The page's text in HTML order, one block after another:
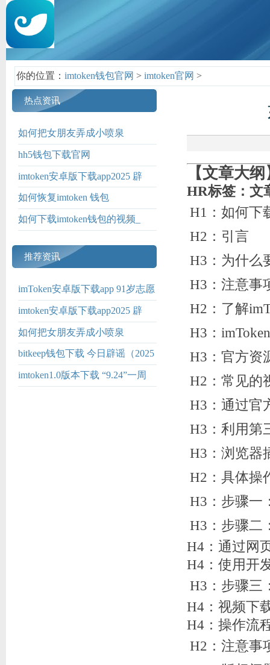
你的位置： imtoken钱包官网 > imtoken官网 >
热点资讯
如何把女朋友弄成小喷泉
hh5钱包下载官网
imtoken安卓版下载app2025 辟
谣！不存在“吉林商务管理学院”
如何恢复imtoken 钱包
如何下载imtoken钱包的视频_
推荐资讯
imToken安卓版下载app 91岁志愿
军老兵在沈阳抗美援朝烈士陵园
高唱：雄赳
imtoken安卓版下载app2025 辟
谣！不存在“吉林商务管理学院”
如何把女朋友弄成小喷泉
bitkeep钱包下载 今日辟谣（2025
年8月8日）
imtoken1.0版本下载 “9.24”一周
【文章大纲
HR标签：文
H1：如何下
H2：引言
H3：为什么
H3：注意事
H2：了解
H3：
H3：官方资
H2：常见的
H3：通过官
H3：利用第
H3：浏览器
H2：具体操
H3：步骤一
H3：步骤二
H4：通过网
H4：使用开
H3：步骤三
H4：视频下
H4：操作流
H2：注意事